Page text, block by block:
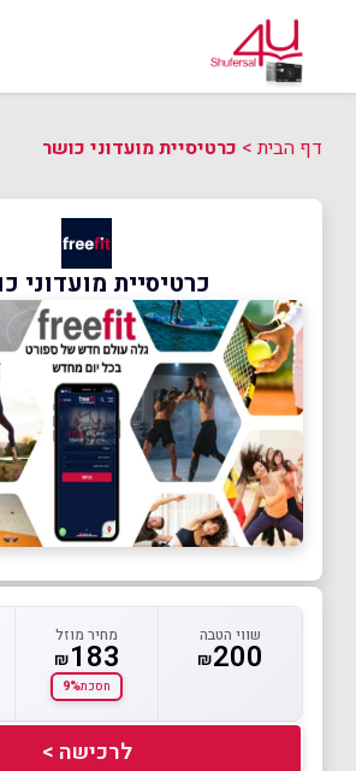
דף הבית> כרטיסיית מועדוני כושר
כרטיסיית מועדוני
שווי הטבה
₪200
מחיר מוזל
₪183
חסכת9%
לרכישה >